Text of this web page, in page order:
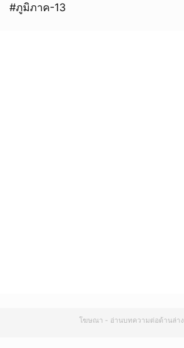
#ภูมิภาค-13
โฆษณา - อ่านบทความต่อด้านล่าง